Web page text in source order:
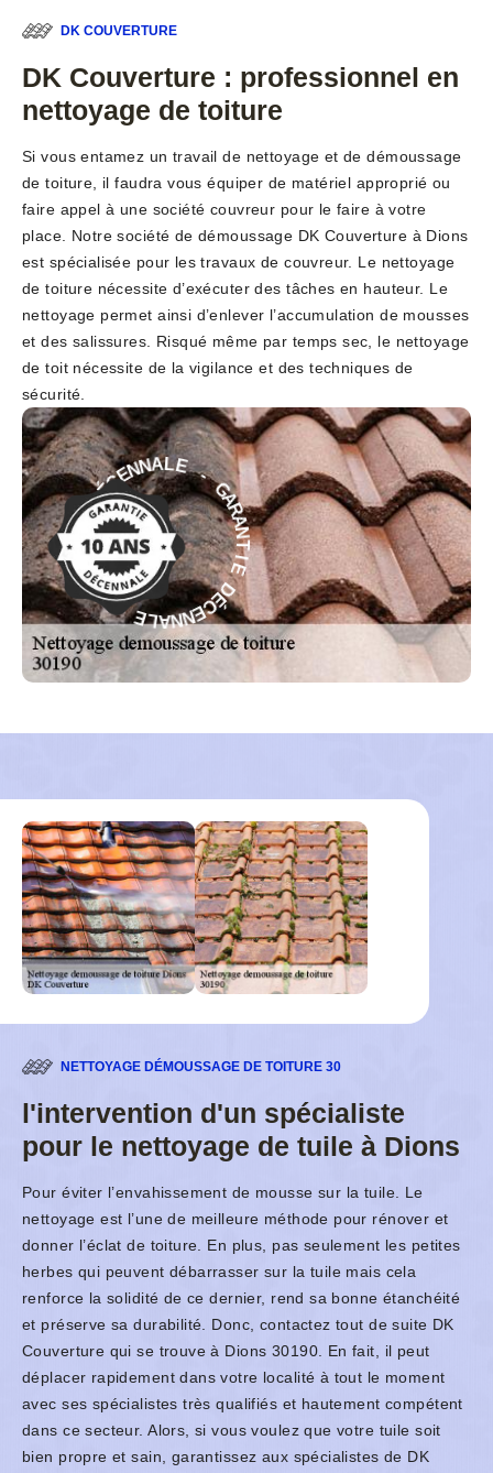
DK COUVERTURE
DK Couverture : professionnel en
nettoyage de toiture
Si vous entamez un travail de nettoyage et de démoussage
de toiture, il faudra vous équiper de matériel approprié ou
faire appel à une société couvreur pour le faire à votre
place. Notre société de démoussage DK Couverture à Dions
est spécialisée pour les travaux de couvreur. Le nettoyage
de toiture nécessite d’exécuter des tâches en hauteur. Le
nettoyage permet ainsi d’enlever l’accumulation de mousses
et des salissures. Risqué même par temps sec, le nettoyage
de toit nécessite de la vigilance et des techniques de
sécurité.
G
A
R
A
N
T
I
E
D
É
C
E
N
N
ALE - GARA
N
T
I
E
D
É
C
E
N
N
A
L
E
-
NETTOYAGE DÉMOUSSAGE DE TOITURE 30
l'intervention d'un spécialiste
pour le nettoyage de tuile à Dions
Pour éviter l’envahissement de mousse sur la tuile. Le
nettoyage est l’une de meilleure méthode pour rénover et
donner l’éclat de toiture. En plus, pas seulement les petites
herbes qui peuvent débarrasser sur la tuile mais cela
renforce la solidité de ce dernier, rend sa bonne étanchéité
et préserve sa durabilité. Donc, contactez tout de suite DK
Couverture qui se trouve à Dions 30190. En fait, il peut
déplacer rapidement dans votre localité à tout le moment
avec ses spécialistes très qualifiés et hautement compétent
dans ce secteur. Alors, si vous voulez que votre tuile soit
bien propre et sain, garantissez aux spécialistes de DK